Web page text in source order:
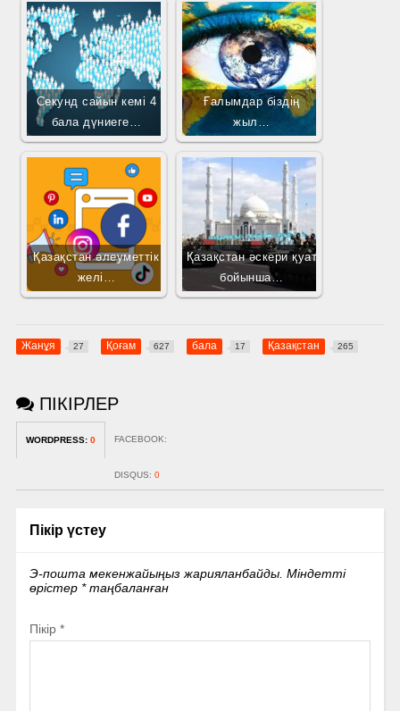
Секунд сайын кемі 4
бала дүниеге…
Ғалымдар біздің
жыл…
Қазақстан әлеуметтік
желі…
Қазақстан әскери қуат
бойынша…
Жанұя 27 Қоғам 627 бала 17 Қазақстан 265
ПІКІРЛЕР
WORDPRESS: 0 FACEBOOK:
DISQUS: 0
Пікір үстеу
Э-пошта мекенжайыңыз жарияланбайды. Міндетті
өрістер *таңбаланған
Пікір *